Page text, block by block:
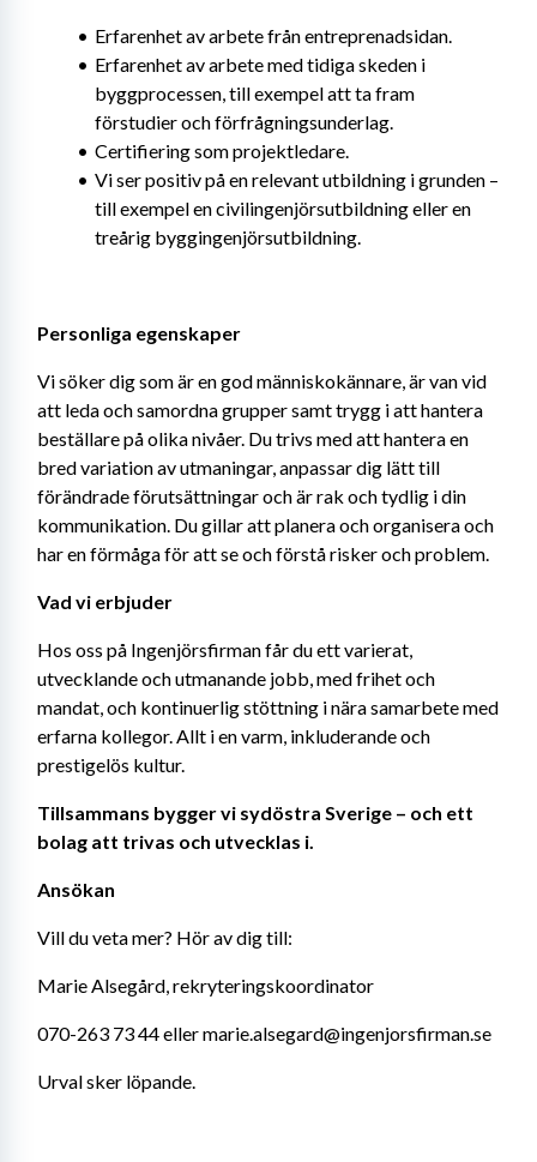
Erfarenhet av arbete från entreprenadsidan.
Erfarenhet av arbete med tidiga skeden i
byggprocessen, till exempel att ta fram
förstudier och förfrågningsunderlag.
Certifiering som projektledare.
Vi ser positiv på en relevant utbildning i grunden –
till exempel en civilingenjörsutbildning eller en
treårig byggingenjörsutbildning.
Personliga egenskaper
Vi söker dig som är en god människokännare, är van vid
att leda och samordna grupper samt trygg i att hantera
beställare på olika nivåer. Du trivs med att hantera en
bred variation av utmaningar, anpassar dig lätt till
förändrade förutsättningar och är rak och tydlig i din
kommunikation. Du gillar att planera och organisera och
har en förmåga för att se och förstå risker och problem.
Vad vi erbjuder
Hos oss på Ingenjörsfirman får du ett varierat,
utvecklande och utmanande jobb, med frihet och
mandat, och kontinuerlig stöttning i nära samarbete med
erfarna kollegor. Allt i en varm, inkluderande och
prestigelös kultur.
Tillsammans bygger vi sydöstra Sverige – och ett
bolag att trivas och utvecklas i.
Ansökan
Vill du veta mer? Hör av dig till:
Marie Alsegård, rekryteringskoordinator
070-263 73 44 eller marie.alsegard@ingenjorsfirman.se
Urval sker löpande.